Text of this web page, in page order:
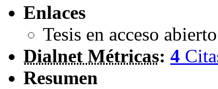
Enlaces
Tesis en acceso
Dialnet Métricas: 4
Resumen